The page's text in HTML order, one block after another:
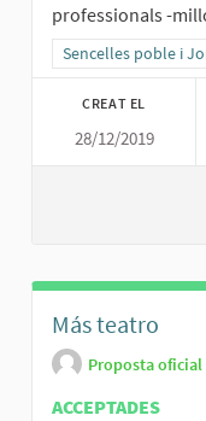
professionals -
Resultats al filtrar
Sencelles poble i
CREAT EL
28/12/2019
Más teatro
Proposta oficial
ACCEPTADES